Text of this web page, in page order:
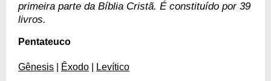
primeira parte da Bíblia Cristã. É constituído por 39
livros.
Pentateuco
Gênesis Êxodo Levítico